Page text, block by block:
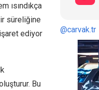
ısındıkça
süreliğine
ediyor
Bu
@carvak.tr